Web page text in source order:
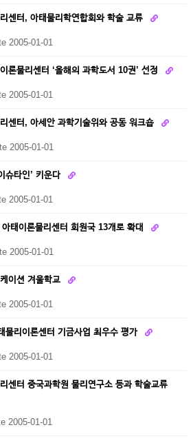
센터, 아태물리학연합회와 학술 교류
2005-01-01
론물리센터 ‘올해의 과학도서 10권’ 선정
2005-01-01
센터, 아세안 과학기술위와 공동 워크숍
2005-01-01
슈타인’ 키운다
2005-01-01
태이론물리센터 회원국 13개로 확대
2005-01-01
이션 겨울학교
2005-01-01
물리이론센터 기금사업 최우수 평가
2005-01-01
센터 중국과학원 물리연구소 등과 학술교류
2005-01-01